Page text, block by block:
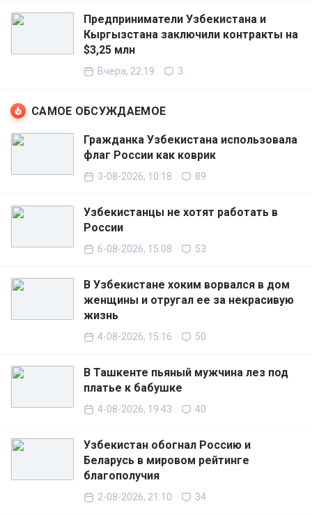
Предприниматели Узбекистана и
Кыргызстана заключили контракты на
$3,25 млн
Вчера, 22:19 3
САМОЕ ОБСУЖДАЕМОЕ
Гражданка Узбекистана использовала
флаг России как коврик
3-08-2026, 10:18 89
Узбекистанцы не хотят работать в
России
6-08-2026, 15:08 53
В Узбекистане хоким ворвался в дом
женщины и отругал ее за некрасивую
жизнь
4-08-2026, 15:16 50
В Ташкенте пьяный мужчина лез под
платье к бабушке
4-08-2026, 19:43 40
Узбекистан обогнал Россию и
Беларусь в мировом рейтинге
благополучия
2-08-2026, 21:10 34